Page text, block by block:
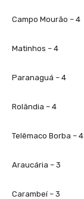
Campo Mourão – 4
Matinhos – 4
Paranaguá – 4
Rolândia – 4
Telêmaco Borba – 4
Araucária – 3
Carambeí – 3